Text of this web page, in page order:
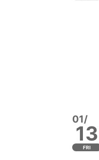
01/
13
FRI